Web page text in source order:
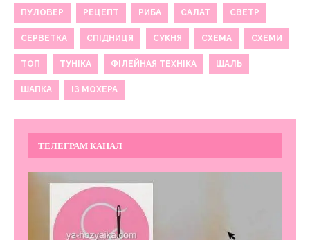
ПУЛОВЕР РЕЦЕПТ РИБА САЛАТ СВЕТР
СЕРВЕТКА СПІДНИЦЯ СУКНЯ СХЕМА СХЕМИ
ТОП ТУНІКА ФІЛЕЙНАЯ ТЕХНІКА ШАЛЬ
ШАПКА ІЗ МОХЕРА
ТЕЛЕГРАМ КАНАЛ